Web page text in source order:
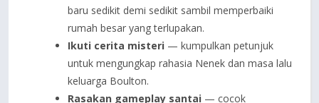
baru sedikit demi sedikit sambil memperbaiki
rumah besar yang terlupakan.
Ikuti cerita misteri — kumpulkan petunjuk
untuk mengungkap rahasia Nenek dan masa lalu
keluarga Boulton.
Rasakan gameplay santai — cocok